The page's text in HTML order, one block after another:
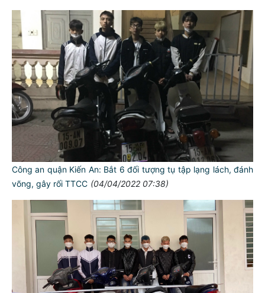
Công an quận Kiến An: Bắt 6 đối tượng tụ tập lạng lách, đánh
võng, gây rối TTCC (04/04/2022 07:38)